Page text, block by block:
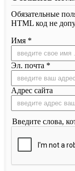
Обязательные
HTML код не
Имя *
Эл. почта *
Адрес сайта
Введите слова,